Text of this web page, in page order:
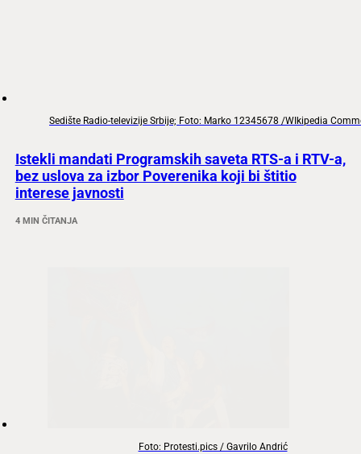
Sedište Radio-televizije Srbije; Foto: Marko 12345678 /WIkipedia
Istekli mandati Programskih saveta RTS-a i RTV-a,
bez uslova za izbor Poverenika koji bi štitio
interese javnosti
4 MIN ČITANJA
Foto: Protesti.pics / Gavrilo Andrić